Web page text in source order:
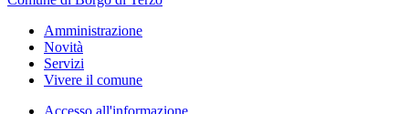
Amministrazione
Novità
Servizi
Vivere il comune